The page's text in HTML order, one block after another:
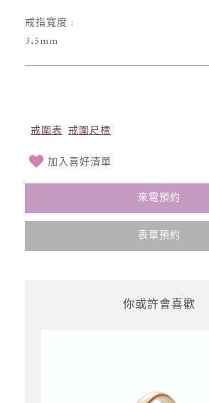
戒指寬度 :
3.5mm
戒圍表 戒圍尺標
加入喜好清單
來電預約
表單預約
你或許會喜歡